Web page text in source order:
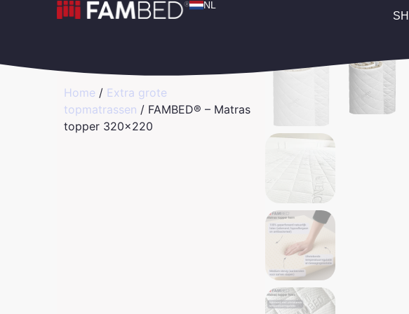
NL
Home / Extra grote
topmatrassen / FAMBED® – Matras
topper 320×220